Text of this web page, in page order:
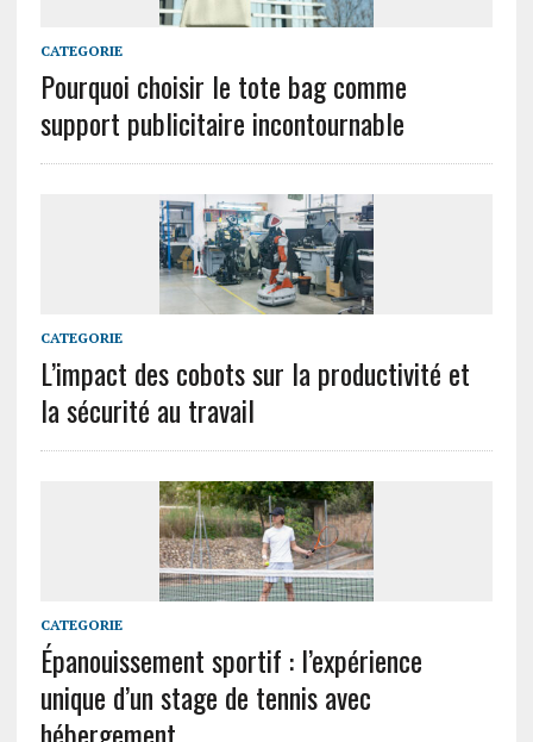
CATEGORIE
Pourquoi choisir le tote bag comme
support publicitaire incontournable
CATEGORIE
L’impact des cobots sur la productivité et
la sécurité au travail
CATEGORIE
Épanouissement sportif : l’expérience
unique d’un stage de tennis avec